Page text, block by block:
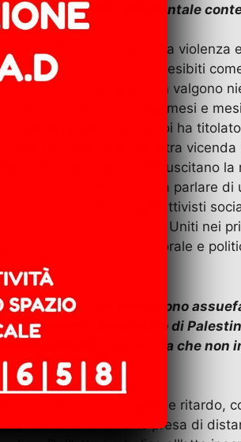
alla società occidentale
nella direzione della violenza
(forse venivano) esibiti
le “vite degli altri” non valgono
le stragi a Gaza per mesi e
del genocidio, come poi ha
anche – per citare un’altra
realmente sono, non suscitano la
credo però che si possa parlare di
sindacalizzati, gli attivisti
universitari negli Stati Uniti nei
di saldezza morale e
genocidi che producono
dello Stato di
simbolico e ipocrita che non
in ogni caso con grande ritardo,
da alcuna forte presa di